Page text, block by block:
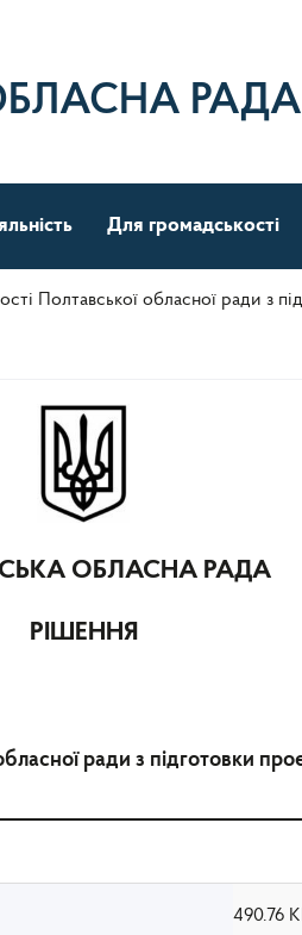
РАДА
Для громадськості
Полтавської обласної ради з
ОБЛАСНА РАДА
РІШЕННЯ
ради з підготовки
490.76